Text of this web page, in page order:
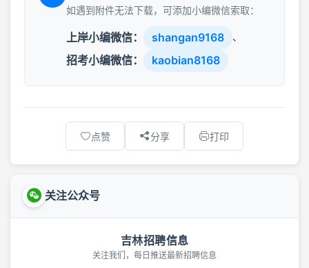
如遇到附件无法下载，可添加小编微信索取：
上岸小编微信： shangan9168 、
招考小编微信： kaobian8168
点赞 分享 打印
关注公众号
吉林招聘信息
关注我们，每日推送最新招聘信息